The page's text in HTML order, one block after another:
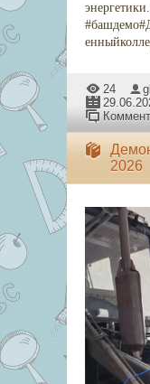
энергетики.
24
2026